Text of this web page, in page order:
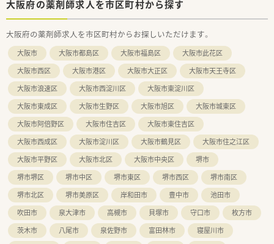
大阪府の薬剤師求人を市区町村から探す
大阪府の薬剤師求人を市区町村からお探しいただけます。
大阪市 大阪市都島区 大阪市福島区
大阪市此花区
大阪市西区
大阪市港区 大阪市大正区
大阪市天王寺区
大阪市浪速区
大阪市西淀川区
大阪市東淀川区
大阪市東成区
大阪市生野区 大阪市旭区
大阪市城東区
大阪市阿倍野区
大阪市住吉区
大阪市東住吉区
大阪市西成区
大阪市淀川区 大阪市鶴見区
大阪市住之江区
大阪市平野区
大阪市北区 大阪市中央区
堺市
堺市堺区
堺市中区 堺市東区 堺市西区
堺市南区
堺市北区
堺市美原区 岸和田市 豊中市
池田市
吹田市
泉大津市 高槻市 貝塚市 守口市
枚方市
茨木市
八尾市 泉佐野市 富田林市
寝屋川市